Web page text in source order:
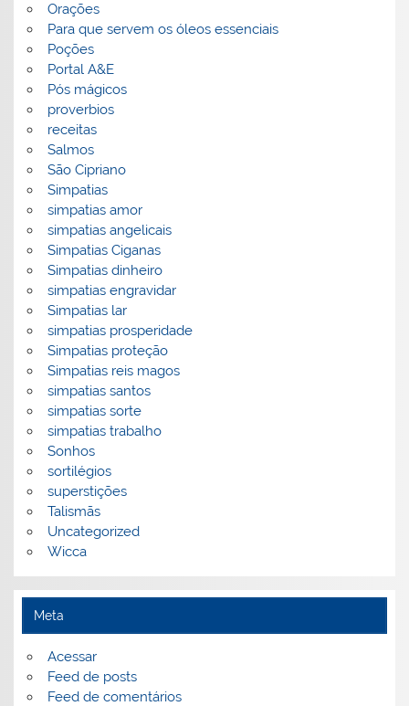
Orações
Para que servem os óleos essenciais
Poções
Portal A&E
Pós mágicos
proverbios
receitas
Salmos
São Cipriano
Simpatias
simpatias amor
simpatias angelicais
Simpatias Ciganas
Simpatias dinheiro
simpatias engravidar
Simpatias lar
simpatias prosperidade
Simpatias proteção
Simpatias reis magos
simpatias santos
simpatias sorte
simpatias trabalho
Sonhos
sortilégios
superstições
Talismãs
Uncategorized
Wicca
Meta
Acessar
Feed de posts
Feed de comentários